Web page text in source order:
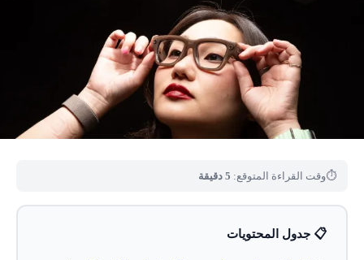
⏱وقت القراءة المتوقع: 5 دقيقة
📋 جدول المحتويات